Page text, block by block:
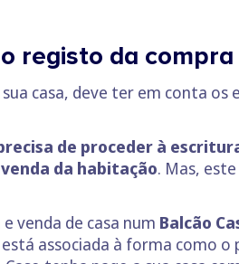
registo da
casa, deve ter em conta os
de proceder à
da habitação. Mas,
venda de casa num Balcão
associada à forma como